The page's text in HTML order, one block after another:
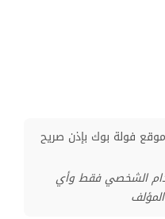
فولة بوك بإذن صريح
الشخصي فقط وأي